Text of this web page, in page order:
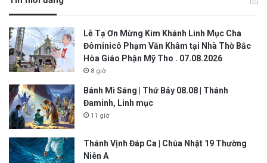
Lễ Tạ Ơn Mừng Kim Khánh Linh Mục Cha
Đôminicô Phạm Văn Khâm tại Nhà Thờ Bắc
Hòa Giáo Phận Mỹ Tho . 07.08.2026
8 giờ
Bánh Mì Sáng | Thứ Bảy 08.08 | Thánh
Đaminh, Linh mục
11 giờ
Thánh Vịnh Đáp Ca | Chúa Nhật 19 Thường
Niên A